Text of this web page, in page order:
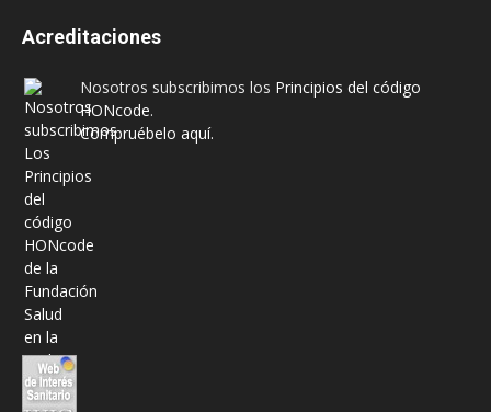
Acreditaciones
Nosotros subscribimos los Principios del código
HONcode.
Compruébelo aquí.